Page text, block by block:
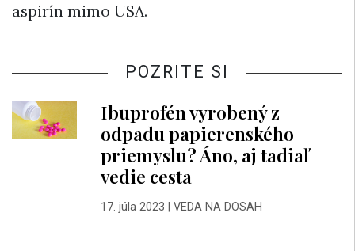
aspirín mimo USA.
POZRITE SI
Ibuprofén vyrobený z
odpadu papierenského
priemyslu? Áno, aj tadiaľ
vedie cesta
17. júla 2023 VEDA NA DOSAH